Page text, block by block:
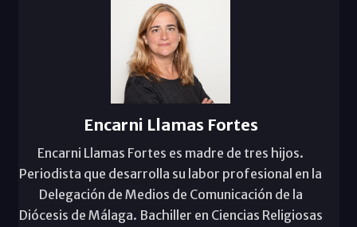
Encarni Llamas Fortes
Encarni Llamas Fortes es madre de tres hijos.
Periodista que desarrolla su labor profesional en la
Delegación de Medios de Comunicación de la
Diócesis de Málaga. Bachiller en Ciencias Religiosas